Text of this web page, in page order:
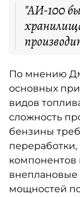
"АИ-100
По мнению
основных
видов
сложность
бензины
компонентов
внеплановые
мощностей